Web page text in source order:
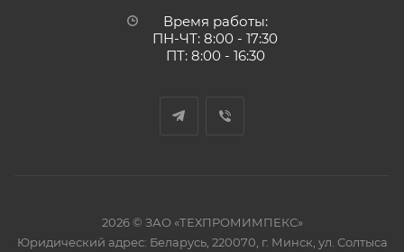
Время работы:
ПН-ЧТ: 8:00 - 17:30
ПТ: 8:00 - 16:30
2026 © ЗАО «ТЕХПРОМИМПЕКС»
Юридический адрес: Беларусь, 220070, г. Минск, ул. Солтыса